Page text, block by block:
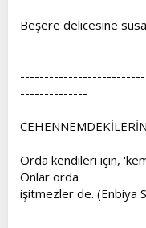
Beşere delicesine
--------------
Orda kendileri için,
Onlar orda
işitmezler de. (Enbiya